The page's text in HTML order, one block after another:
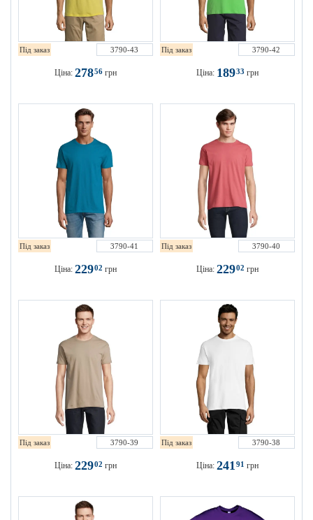
Під заказ 3790-43
Ціна: 27856 грн
Під заказ 3790-42
Ціна: 18933 грн
Під заказ 3790-41
Ціна: 22902 грн
Під заказ 3790-40
Ціна: 22902 грн
Під заказ 3790-39
Ціна: 22902 грн
Під заказ 3790-38
Ціна: 24191 грн